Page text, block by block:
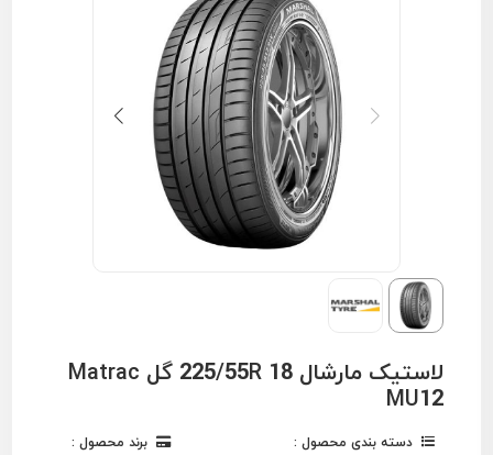
لاستیک مارشال 225/55R 18 گل Matrac
MU12
دسته بندی محصول : برند محصول :